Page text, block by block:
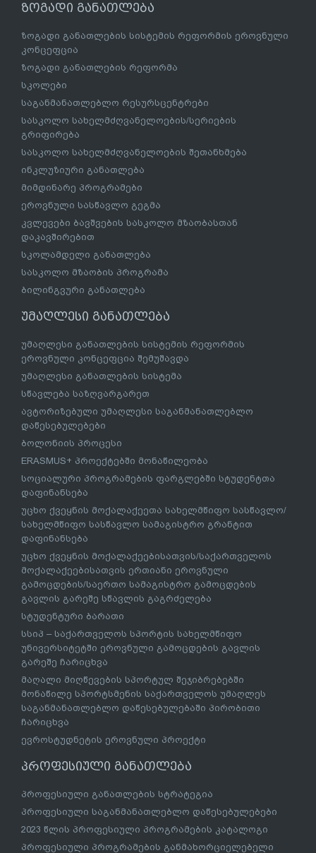
ზოგადი განათლება
ზოგადი განათლების სისტემის რეფორმის ეროვნული
კონცეფცია
ზოგადი განათლების რეფორმა
სკოლები
საგანმანათლებლო რესურსცენტრები
სასკოლო სახელმძღვანელოების/სერიების
გრიფირება
სასკოლო სახელმძღვანელოების შეთანხმება
ინკლუზიური განათლება
მიმდინარე პროგრამები
ეროვნული სასწავლო გეგმა
კვლევები ბავშვების სასკოლო მზაობასთან
დაკავშირებით
სკოლამდელი განათლება
სასკოლო მზაობის პროგრამა
ბილინგვური განათლება
უმაღლესი განათლება
უმაღლესი განათლების სისტემის რეფორმის
ეროვნული კონცეფცია შემუშავდა
უმაღლესი განათლების სისტემა
სწავლება საზღვარგარეთ
ავტორიზებული უმაღლესი საგანმანათლებლო
დაწესებულებები
ბოლონიის პროცესი
ERASMUS+ პროექტებში მონაწილეობა
სოციალური პროგრამების ფარგლებში სტუდენტთა
დაფინანსება
უცხო ქვეყნის მოქალაქეეთა სახელმწიფო სასწავლო/
სახელმწიფო სასწავლო სამაგისტრო გრანტით
დაფინანსება
უცხო ქვეყნის მოქალაქეებისათვის/საქართველოს
მოქალაქეებისათვის ერთიანი ეროვნული
გამოცდების/საერთო სამაგისტრო გამოცდების
გავლის გარეშე სწავლის გაგრძელება
სტუდენტური ბარათი
სსიპ – საქართველოს სპორტის სახელმწიფო
უნივერსიტეტში ეროვნული გამოცდების გავლის
გარეშე ჩარიცხვა
მაღალი მიღწევების სპორტულ შეჯიბრებებში
მონაწილე სპორტსმენის საქართველოს უმაღლეს
საგანმანათლებლო დაწესებულებაში პირობითი
ჩარიცხვა
ევროსტუდნეტის ეროვნული პროექტი
პროფესიული განათლება
პროფესიული განათლების სტრატეგია
პროფესიული საგანმანათლებლო დაწესებულებები
2023 წლის პროფესიული პროგრამების კატალოგი
პროფესიული პროგრამების განმახორციელებელი